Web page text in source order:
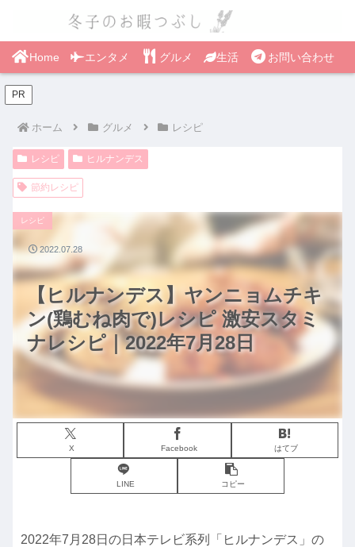
Home エンタメ グルメ 生活 お問い合わせ
PR
ホーム グルメ レシピ
レシピ ヒルナンデス
節約レシピ
【ヒルナンデス】ヤンニョムチキ
ン(鶏むね肉で)レシピ 激安スタミ
ナレシピ｜2022年7月28日
レシピ
X Facebook はてブ
LINE コピー
2022.07.28
2022年7月28日の日本テレビ系列「ヒルナンデス」の